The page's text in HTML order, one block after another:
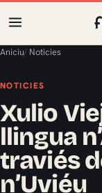
Aniciu/ Noticies
NOTICIES
Xulio
llingua
traviés
n’Uviéu